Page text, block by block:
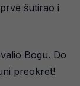
šutirao i
Bogu. Do
preokret!